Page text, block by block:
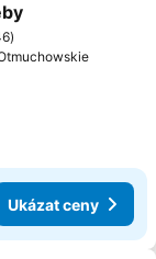
oblíbených
Ukázat ceny